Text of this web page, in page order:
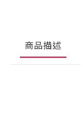
商品描述